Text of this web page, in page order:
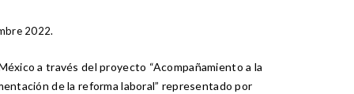
2022.
a través del proyecto “Acompañamiento a la
de la reforma laboral” representado por